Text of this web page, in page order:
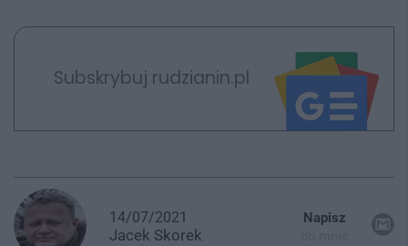
Subskrybuj rudzianin.pl
14/07/2021
Jacek Skorek
Napisz